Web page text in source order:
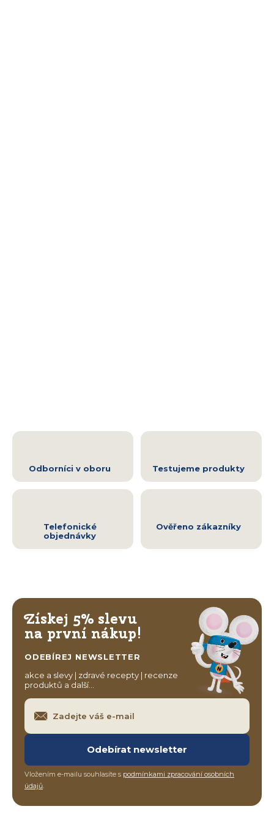
Odborníci v oboru Testujeme produkty
Telefonické
objednávky
Ověřeno zákazníky
Získej 5% slevu
na první nákup!
ODEBÍREJ NEWSLETTER
akce a slevy | zdravé recepty | recenze
produktů a další…
Odebírat newsletter
Vložením e-mailu souhlasíte s podmínkami zpracování osobních
údajů.